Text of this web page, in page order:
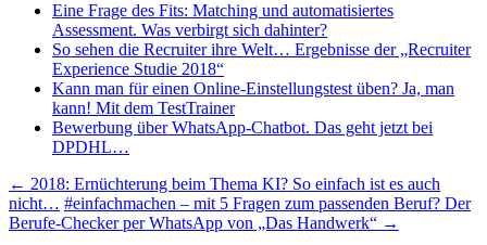
Eine Frage des Fits: Matching und automatisiertes
Assessment. Was verbirgt sich dahinter?
So sehen die Recruiter ihre Welt… Ergebnisse der „Recruiter
Experience Studie 2018“
Kann man für einen Online-Einstellungstest üben? Ja, man
kann! Mit dem TestTrainer
Bewerbung über WhatsApp-Chatbot. Das geht jetzt bei
DPDHL…
Beitragsnavigation
← 2018: Ernüchterung beim Thema KI? So einfach ist es auch
nicht… #einfachmachen – mit 5 Fragen zum passenden Beruf? Der
Berufe-Checker per WhatsApp von „Das Handwerk“ →